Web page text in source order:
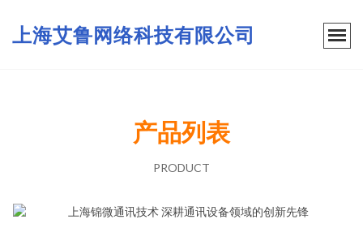
上海艾鲁网络科技有限公司
产品列表
PRODUCT